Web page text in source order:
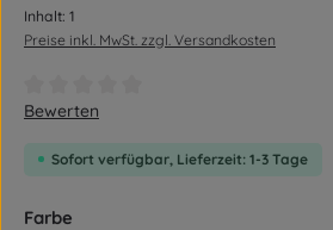
Inhalt: 1
Preise inkl. MwSt. zzgl. Versandkosten
Durchschnittliche Bewertung von 0 von
Bewerten
Sofort verfügbar, Lieferzeit: 1-3 Tage
Farbe